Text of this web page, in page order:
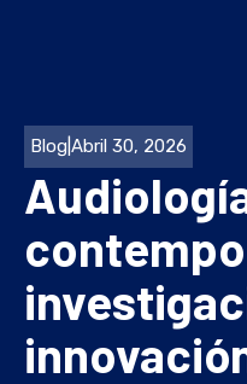
Blog Abril 30, 2026